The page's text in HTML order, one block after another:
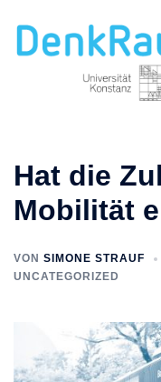
Inhalt
springen
Hat die
Mobilität
VON SIMONE STRAUF
UNCATEGORIZED